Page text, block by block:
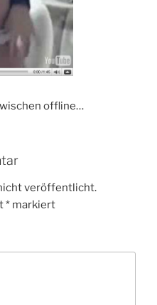
offline…
veröffentlicht.
* markiert